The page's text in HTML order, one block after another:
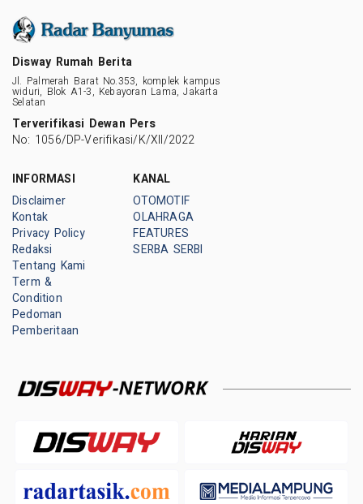
Disway Rumah Berita
Jl. Palmerah Barat No.353, komplek kampus
widuri, Blok A1-3, Kebayoran Lama, Jakarta
Selatan
Terverifikasi Dewan Pers
No: 1056/DP-Verifikasi/K/XII/2022
INFORMASI
Disclaimer
Kontak
Privacy Policy
Redaksi
Tentang Kami
Term &
Condition
Pedoman
Pemberitaan
KANAL
OTOMOTIF
OLAHRAGA
FEATURES
SERBA SERBI